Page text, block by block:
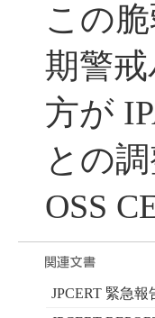
この
期警
方が
との
OSS
JPCERT 緊急報